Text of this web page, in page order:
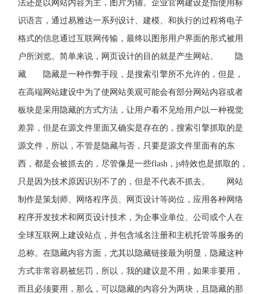
法还是以网站内容为主，图片为辅。企业官网建设是指使用标
识语言，通过易雅达一系列设计、建模、和执行的过程将电子
格式的信息通过互联网传输，最终以图形用户界面的形式被用
户所浏览。简单来说，网页设计的目的就是产生网站。 隐
藏 隐藏是一种作弊手段，是搜索引擎所不允许的，但是，
在高端网站建设中为了使网站美观可能会有部分网站内容或者
板块是采用隐藏的方式方法，让用户看不见给用户以一种视觉
差异，但是在源文件里面又确实是存在的，搜索引擎抓取的是
源文件，所以，不管是隐藏与否，只要是源文件里面有的东
西，都是会被抓去的，尽管像是一些flash，js特效也是抓取的，
只是因为技术原因识别不了的，但是不代表不抓去。 网站
制作是策划师、网络程序员、网页设计等岗位，应用各种网络
程序开发技术和网页设计技术，为企事业单位、公司或个人在
全球互联网上建设站点，并包含域名注册和主机托管等服务的
总称。在隐藏内容方面，尤其以隐藏链接最为明显，隐藏这种
方式非常容易被惩罚，所以，我的建议是不用，如果非要用，
而且必须要用，那么，可以隐藏的内容分为两块，且隐藏的那